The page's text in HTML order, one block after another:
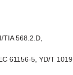
TIA 568.2.D,
61156-5, YD/T 1019